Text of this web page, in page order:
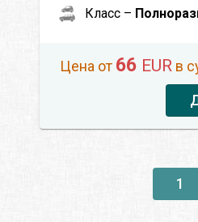
Класс –
Цена от 66 EUR в
1